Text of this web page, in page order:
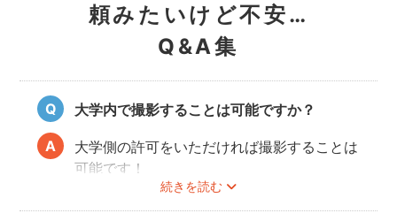
頼みたいけど不安…
Q&A集
大学内で撮影することは可能ですか？
続きを読む
大学側の許可をいただければ撮影することは
可能です！
事前にユーザーご自身で必ず大学に撮影可否
のご確認をお願いいたします。